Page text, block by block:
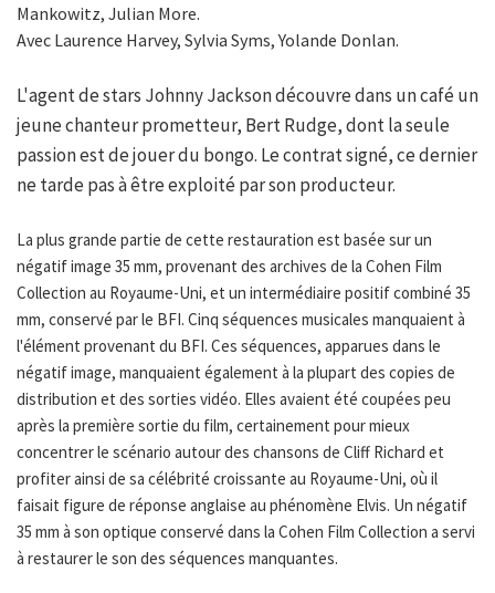
Mankowitz, Julian More.
Avec Laurence Harvey, Sylvia Syms, Yolande Donlan.
L'agent de stars Johnny Jackson découvre dans un café un
jeune chanteur prometteur, Bert Rudge, dont la seule
passion est de jouer du bongo. Le contrat signé, ce dernier
ne tarde pas à être exploité par son producteur.
La plus grande partie de cette restauration est basée sur un
négatif image 35 mm, provenant des archives de la Cohen Film
Collection au Royaume-Uni, et un intermédiaire positif combiné 35
mm, conservé par le BFI. Cinq séquences musicales manquaient à
l'élément provenant du BFI. Ces séquences, apparues dans le
négatif image, manquaient également à la plupart des copies de
distribution et des sorties vidéo. Elles avaient été coupées peu
après la première sortie du film, certainement pour mieux
concentrer le scénario autour des chansons de Cliff Richard et
profiter ainsi de sa célébrité croissante au Royaume-Uni, où il
faisait figure de réponse anglaise au phénomène Elvis. Un négatif
35 mm à son optique conservé dans la Cohen Film Collection a servi
à restaurer le son des séquences manquantes.